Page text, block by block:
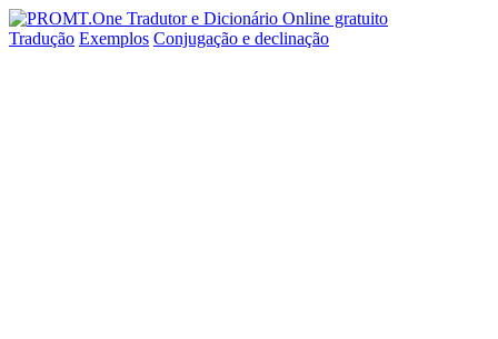
Tradução Exemplos Conjugação e declinação